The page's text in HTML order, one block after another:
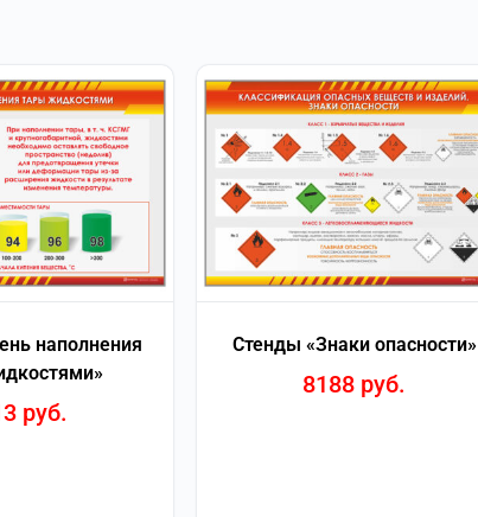
наполнения
руб.
Стенды «Знаки опасности»
8188 руб.